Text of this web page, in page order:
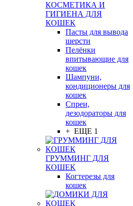
КОСМЕТИКА И
ГИГИЕНА ДЛЯ
КОШЕК
Пасты для вывода
шерсти
Пелёнки
впитывающие для
кошек
Шампуни,
кондиционеры для
кошек
Спреи,
дезодораторы для
кошек
+ ЕЩЕ 1
ГРУММИНГ ДЛЯ
КОШЕК
Когтерезы для
кошек